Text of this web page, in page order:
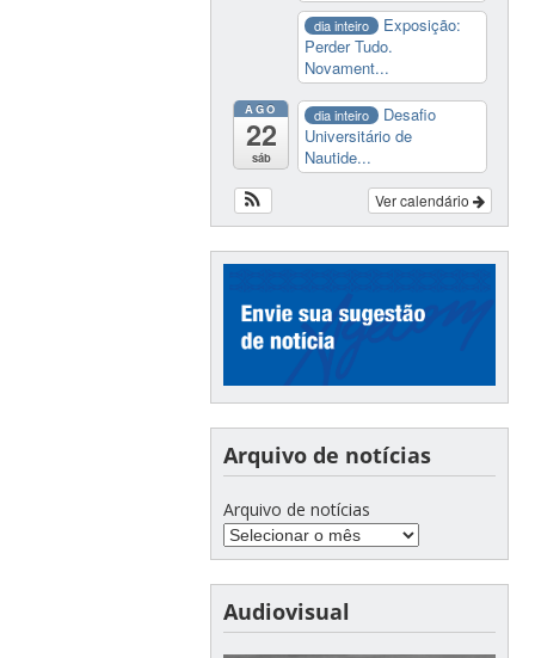
dia inteiro
Exposição:
Perder Tudo.
Novament...
AGO
22
sáb
dia inteiro
Desafio
Universitário de
Nautide...
Ver calendário
Arquivo de notícias
Arquivo de notícias
Audiovisual